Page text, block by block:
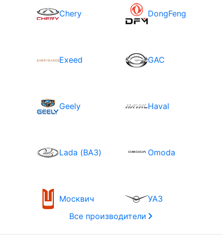
Chery DongFeng
Exeed GAC
Geely Haval
Lada (ВАЗ) Omoda
Москвич
УАЗ
Все производители